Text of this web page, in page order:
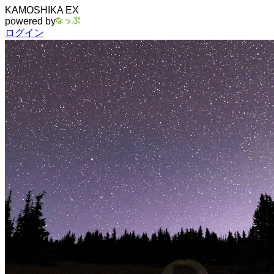
KAMOSHIKA EX
powered by
ログイン